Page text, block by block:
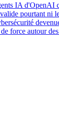
IA d'OpenAI
pourtant ni
force autour